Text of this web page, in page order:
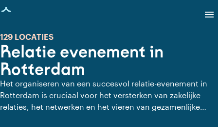
geladen
menu
Relatie evenement in
Rotterdam
129 LOCATIES
Het organiseren van een succesvol relatie-evenement in
Rotterdam is cruciaal voor het versterken van zakelijke
relaties, het netwerken en het vieren van gezamenlijke
sleutelrol. Door rekening te houden met de unieke